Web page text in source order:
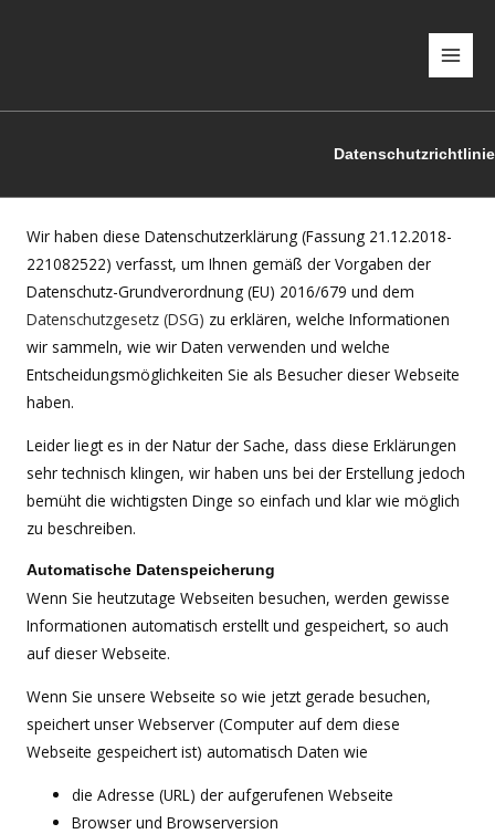
Datenschutzrichtlinie
Wir haben diese Datenschutzerklärung (Fassung 21.12.2018-
221082522) verfasst, um Ihnen gemäß der Vorgaben der
Datenschutz-Grundverordnung (EU) 2016/679 und dem
Datenschutzgesetz (DSG) zu erklären, welche Informationen
wir sammeln, wie wir Daten verwenden und welche
Entscheidungsmöglichkeiten Sie als Besucher dieser Webseite
haben.
Leider liegt es in der Natur der Sache, dass diese Erklärungen
sehr technisch klingen, wir haben uns bei der Erstellung jedoch
bemüht die wichtigsten Dinge so einfach und klar wie möglich
zu beschreiben.
Automatische Datenspeicherung
Wenn Sie heutzutage Webseiten besuchen, werden gewisse
Informationen automatisch erstellt und gespeichert, so auch
auf dieser Webseite.
Wenn Sie unsere Webseite so wie jetzt gerade besuchen,
speichert unser Webserver (Computer auf dem diese
Webseite gespeichert ist) automatisch Daten wie
die Adresse (URL) der aufgerufenen Webseite
Browser und Browserversion